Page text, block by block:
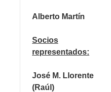
Alberto Martín
Socios
representados:
José M. Llorente
(Raúl)